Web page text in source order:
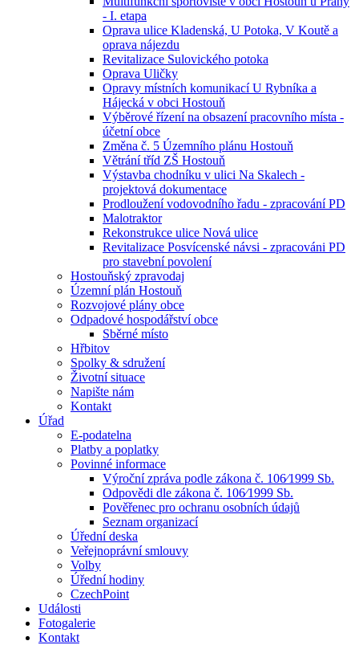
- I. etapa
Oprava ulice Kladenská, U Potoka, V Koutě a
oprava nájezdu
Revitalizace Sulovického potoka
Oprava Uličky
Opravy místních komunikací U Rybníka a
Hájecká v obci Hostouň
Výběrové řízení na obsazení pracovního místa -
účetní obce
Změna č. 5 Územního plánu Hostouň
Větrání tříd ZŠ Hostouň
Výstavba chodníku v ulici Na Skalech -
projektová dokumentace
Prodloužení vodovodního řadu - zpracování PD
Malotraktor
Rekonstrukce ulice Nová ulice
Revitalizace Posvícenské návsi - zpracováni PD
pro stavební povolení
Hostouňský zpravodaj
Územní plán Hostouň
Rozvojové plány obce
Odpadové hospodářství obce
Sběrné místo
Hřbitov
Spolky & sdružení
Životní situace
Napište nám
Kontakt
Úřad
E-podatelna
Platby a poplatky
Povinné informace
Výroční zpráva podle zákona č. 106⁄1999 Sb.
Odpovědi dle zákona č. 106⁄1999 Sb.
Pověřenec pro ochranu osobních údajů
Seznam organizací
Úřední deska
Veřejnoprávní smlouvy
Volby
Úřední hodiny
CzechPoint
Události
Fotogalerie
Kontakt